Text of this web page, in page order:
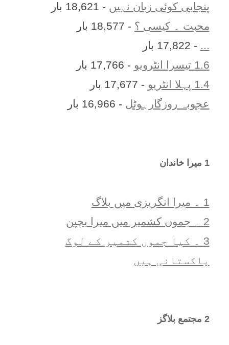
پنجابی کوئی زبان نہیں - 18,621 بار
محبت ۔ کیسی ؟ - 18,577 بار
... - 17,822 بار
1.6 تیسرا انٹرویو
- 17,766 بار
1.4 پہلا انٹریو
- 17,677 بار
عجوبہ روزگارہوٹل - 16,966 بار
1 ميرا خاندان
1 ۔ ميرا انگريزی ميں بلاگ
2 ۔ جموں کشمیر میں میرا بچپن
3 ۔ کیا جموں کشمیر کے لوگ
پاکستانی ہیں
2 مجتمع بلاگز